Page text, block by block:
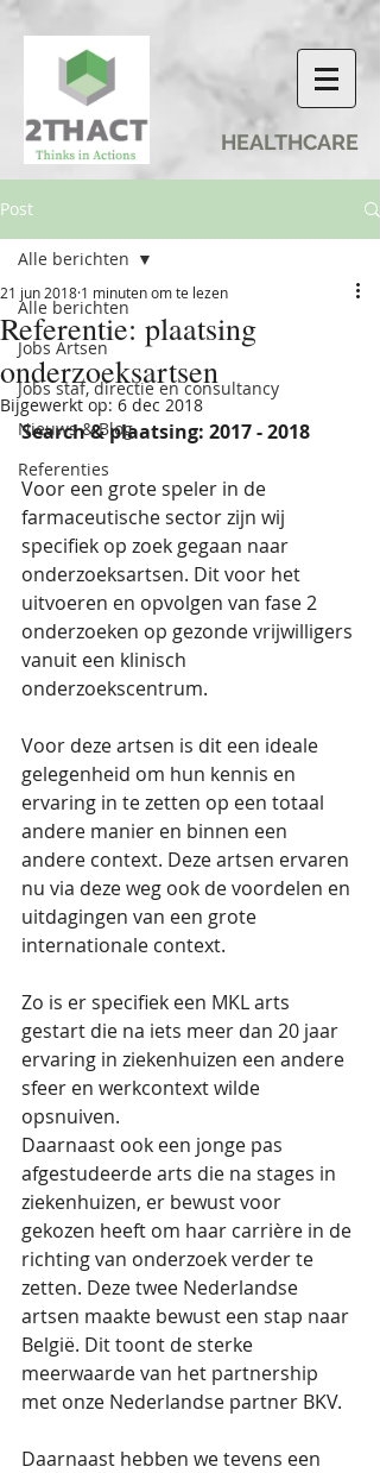
HEALTHCARE
Post
Alle berichten
Jobs Artsen
Jobs staf, directie en consultancy
Nieuws & Blog
Referenties
Alle berichten
Referentie: plaatsing
onderzoeksartsen
21 jun 2018 1 minuten om te lezen
Bijgewerkt op: 6 dec 2018
Search & plaatsing: 2017 - 2018
Voor een grote speler in de
farmaceutische sector zijn wij
specifiek op zoek gegaan naar
onderzoeksartsen. Dit voor het
uitvoeren en opvolgen van fase 2
onderzoeken op gezonde vrijwilligers
vanuit een klinisch
onderzoekscentrum.
Voor deze artsen is dit een ideale
gelegenheid om hun kennis en
ervaring in te zetten op een totaal
andere manier en binnen een
andere context. Deze artsen ervaren
nu via deze weg ook de voordelen en
uitdagingen van een grote
internationale context.
Zo is er specifiek een MKL arts
gestart die na iets meer dan 20 jaar
ervaring in ziekenhuizen een andere
sfeer en werkcontext wilde
opsnuiven.
Daarnaast ook een jonge pas
afgestudeerde arts die na stages in
ziekenhuizen, er bewust voor
gekozen heeft om haar carrière in de
richting van onderzoek verder te
zetten. Deze twee Nederlandse
artsen maakte bewust een stap naar
België. Dit toont de sterke
meerwaarde van het partnership
met onze Nederlandse partner BKV.
Daarnaast hebben we tevens een